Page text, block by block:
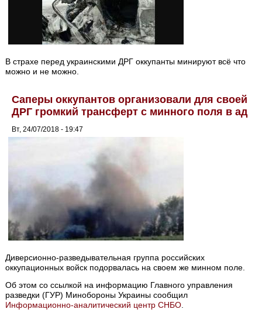
В страхе перед украинскими ДРГ оккупанты минируют всё что
можно и не можно.
Саперы оккупантов организовали для своей
ДРГ громкий трансферт с минного поля в ад
Вт, 24/07/2018 - 19:47
Диверсионно-разведывательная группа российских
оккупационных войск подорвалась на своем же минном поле.
Об этом со ссылкой на информацию Главного управления
разведки (ГУР) Минобороны Украины сообщил
Информационно-аналитический центр СНБО